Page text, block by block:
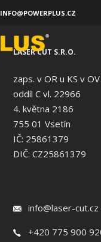
INFO@POWERPLUS.CZ
LASER CUT S.R.O.
zaps. v OR u KS v OV
oddíl C vl. 22966
4. května 2186
755 01 Vsetín
IČ: 25861379
DIČ: CZ25861379
info@laser-cut.cz
+420 775 900